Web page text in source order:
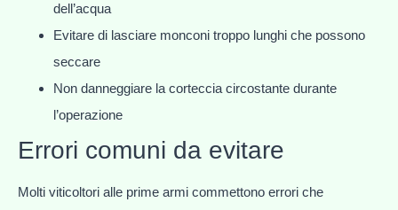
dell’acqua
Evitare di lasciare monconi troppo lunghi che possono
seccare
Non danneggiare la corteccia circostante durante
l’operazione
Errori comuni da evitare
Molti viticoltori alle prime armi commettono errori che